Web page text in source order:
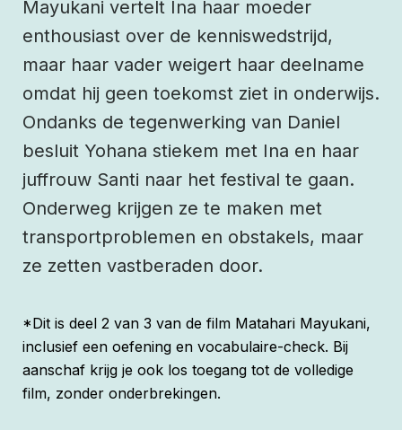
Mayukani vertelt Ina haar moeder
enthousiast over de kenniswedstrijd,
maar haar vader weigert haar deelname
omdat hij geen toekomst ziet in onderwijs.
Ondanks de tegenwerking van Daniel
besluit Yohana stiekem met Ina en haar
juffrouw Santi naar het festival te gaan.
Onderweg krijgen ze te maken met
transportproblemen en obstakels, maar
ze zetten vastberaden door.
*Dit is deel 2 van 3 van de film Matahari Mayukani,
inclusief een oefening en vocabulaire-check. Bij
aanschaf krijg je ook los toegang tot de volledige
film, zonder onderbrekingen.